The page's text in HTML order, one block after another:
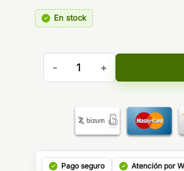
En stock
Juice Sauz Drifter Bar Sweet
Pago seguro Atención por